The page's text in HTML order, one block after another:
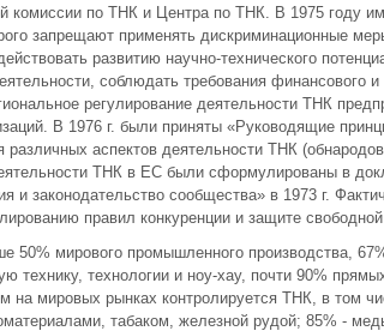
комиссии по ТНК и Центра по ТНК. В 1975 году
запрещают применять дискриминационные
развитию научно-технического
соблюдать требования финансового
регулирование деятельности ТНК
В 1976 г. были приняты «Руководящие
аспектов деятельности ТНК
ТНК в ЕС были сформулированы в
и законодательство сообщества» в 1973 г.
правил конкуренции и защите
50% мирового промышленного производства,
технику, технологии и ноу-хау, почти 90%
на мировых рынках контролируется ТНК, в том
табаком, железной рудой; 85% -